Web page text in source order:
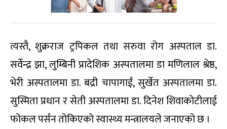
त्यस्तै, शुक्रराज ट्रपिकल तथा सरुवा रोग अस्पताल डा.
सर्वेन्द्र झा, लुम्बिनी प्रादेशिक अस्पतालमा डा मणिलाल श्रेष्ठ,
भेरी अस्पतालमा डा. बद्री चापागाईं, सुर्खेत अस्पतालमा डा.
सुस्मिता प्रधान र सेती अस्पतालमा डा. दिनेश शिवाकोटीलाई
फोकल पर्सन तोकिएको स्वास्थ्य मन्त्रालयले जनाएको छ ।